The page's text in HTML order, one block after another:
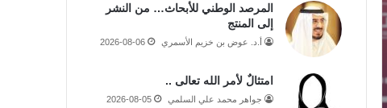
المرصد الوطني للأبحاث… من النشر
إلى المنتج
أ.د. عوض بن خزيم الأسمري 2026-08-06
امتثالٌ لأمر الله تعالى ..
جواهر محمد علي السلمي 2026-08-05